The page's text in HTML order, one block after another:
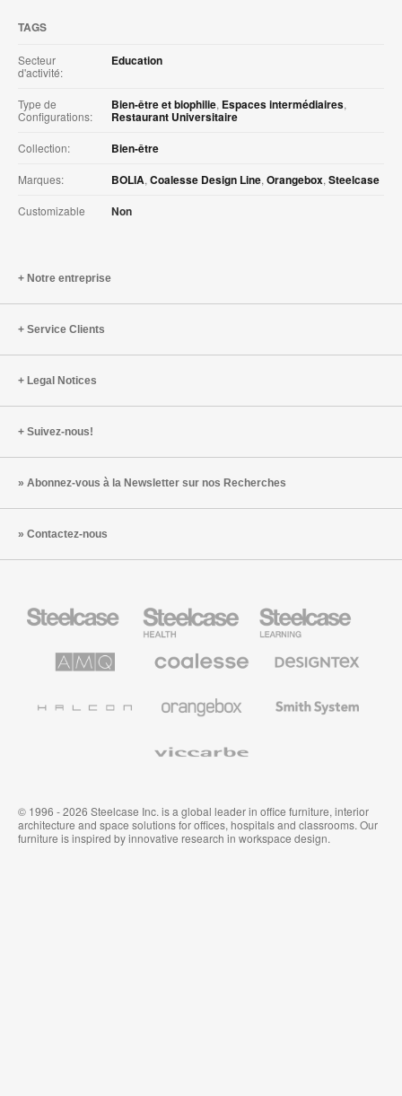
TAGS
Secteur
d'activité:
Education
Type de
Configurations:
Bien-être et biophilie, Espaces intermédiaires,
Restaurant Universitaire
Collection: Bien-être
Marques: BOLIA, Coalesse Design Line, Orangebox, Steelcase
Customizable Non
Notre entreprise
Service Clients
Legal Notices
Suivez-nous!
Abonnez-vous à la Newsletter sur nos Recherches
Contactez-nous
Health
Mobilier
pour
secteur
Solutions
Mobilier
Premium
Textiles
Muraux
System
© 1996 - 2026 Steelcase Inc. is a global leader in office furniture, interior
architecture and space solutions for offices, hospitals and classrooms. Our
furniture is inspired by innovative research in workspace design.